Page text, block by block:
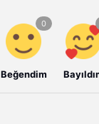
Beğendim